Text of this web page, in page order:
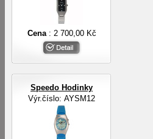
Cena : 2 700,00 Kč
Speedo Hodinky
Výr.číslo: AYSM12